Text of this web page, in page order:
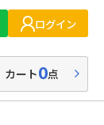
ログイン
カート0点